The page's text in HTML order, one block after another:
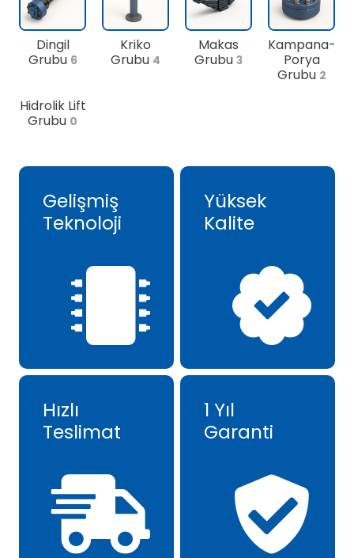
Dingil
Grubu 6
Kriko
Grubu 4
Makas
Grubu 3
Kampana-
Porya
Grubu 2
Hidrolik Lift
Grubu 0
Gelişmiş
Teknoloji
Yüksek
Kalite
Hızlı
Teslimat
1 Yıl
Garanti